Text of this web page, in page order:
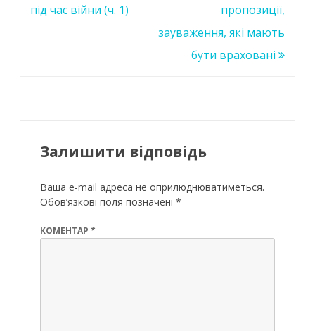
записів
під час війни (ч. 1)
пропозиції,
зауваження, які мають
бути враховані
Залишити відповідь
Ваша e-mail адреса не оприлюднюватиметься.
Обов’язкові поля позначені *
КОМЕНТАР *